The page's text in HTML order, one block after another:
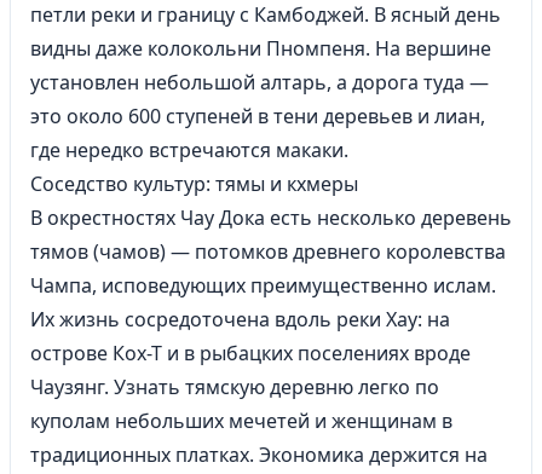
петли реки и границу с Камбоджей. В ясный день
видны даже колокольни Пномпеня. На вершине
установлен небольшой алтарь, а дорога туда —
это около 600 ступеней в тени деревьев и лиан,
где нередко встречаются макаки.
Соседство культур: тямы и кхмеры
В окрестностях Чау Дока есть несколько деревень
тямов (чамов) — потомков древнего королевства
Чампа, исповедующих преимущественно ислам.
Их жизнь сосредоточена вдоль реки Хау: на
острове Кох-Т и в рыбацких поселениях вроде
Чаузянг. Узнать тямскую деревню легко по
куполам небольших мечетей и женщинам в
традиционных платках. Экономика держится на